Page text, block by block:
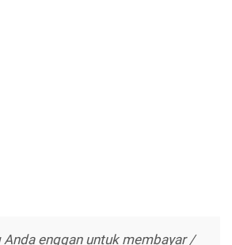
Anda enggan untuk membayar /